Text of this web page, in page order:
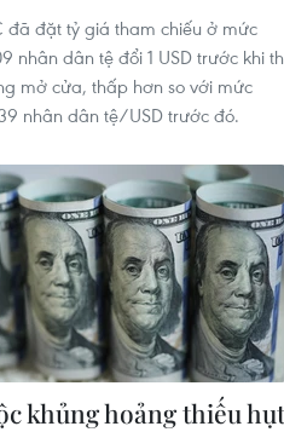
đã đặt tỷ giá tham chiếu ở mức
nhân dân tệ đổi 1 USD trước khi
mở cửa, thấp hơn so với mức
nhân dân tệ/USD trước đó.
khủng hoảng thiếu hụt